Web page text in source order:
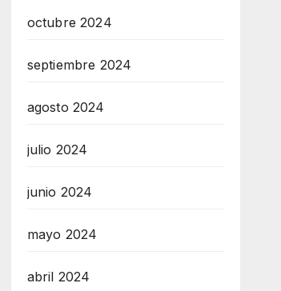
octubre 2024
septiembre 2024
agosto 2024
julio 2024
junio 2024
mayo 2024
abril 2024